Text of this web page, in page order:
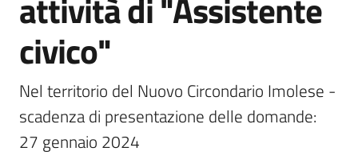
Servizi
on-
attività di "Assistente
civico"
Nel territorio del Nuovo Circondario Imolese -
scadenza di presentazione delle domande:
27 gennaio 2024